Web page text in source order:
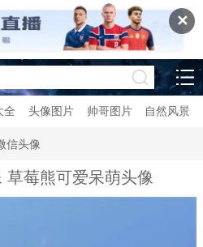
✕
全 头像图片 帅哥图片 自然风景
信头像
草莓熊可爱呆萌头像